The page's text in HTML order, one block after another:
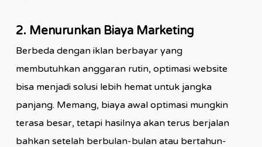
2. Menurunkan Biaya Marketing
Berbeda dengan iklan berbayar yang
membutuhkan anggaran rutin, optimasi website
bisa menjadi solusi lebih hemat untuk jangka
panjang. Memang, biaya awal optimasi mungkin
terasa besar, tetapi hasilnya akan terus berjalan
bahkan setelah berbulan-bulan atau bertahun-